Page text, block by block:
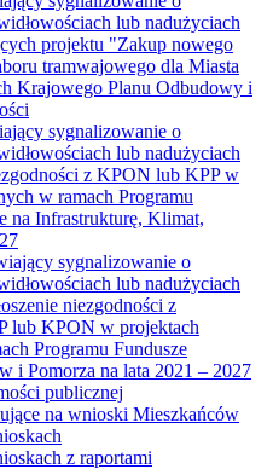
lub nadużyciach
projektu "Zakup nowego
tramwajowego dla Miasta
Krajowego Planu Odbudowy i
sygnalizowanie o
lub nadużyciach
z KPON lub KPP w
w ramach Programu
na Infrastrukturę, Klimat,
sygnalizowanie o
lub nadużyciach
niezgodności z
lub KPON w projektach
Programu Fundusze
i Pomorza na lata 2021 – 2027
publicznej
na wnioski Mieszkańców
z raportami